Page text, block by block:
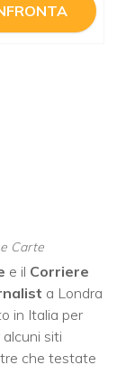
Carte
e il Corriere
a Londra
in Italia per
alcuni siti
che testate